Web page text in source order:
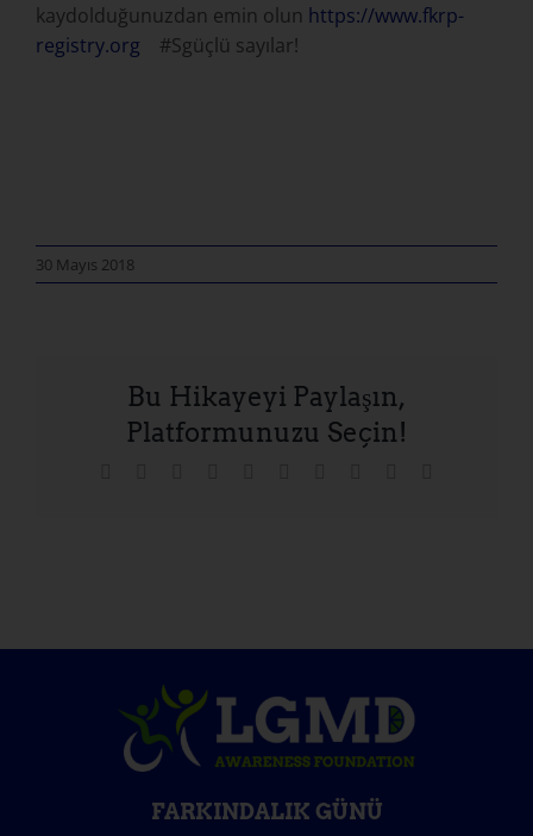
kaydolduğunuzdan emin olun https://www.fkrp-
registry.org #Sgüçlü sayılar!
30 Mayıs 2018
Bu Hikayeyi Paylaşın,
Platformunuzu Seçin!
FARKINDALIK GÜNÜ